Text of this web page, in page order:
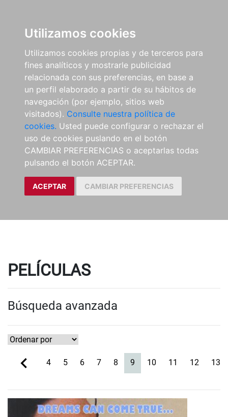
Utilizamos cookies
Utilizamos cookies propias y de terceros para
fines analíticos y mostrarle publicidad
relacionada con sus preferencias, en base a
un perfil elaborado a partir de su hábitos de
navegación (por ejemplo, sitios web
visitados). Consulte nuestra política de
cookies. Usted puede configurar o rechazar el
uso de cookies puslando en el botón
CAMBIAR PREFERENCIAS o aceptarlas todas
pulsando el botón ACEPTAR.
ACEPTAR CAMBIAR PREFERENCIAS
PELÍCULAS
Búsqueda avanzada
4 5 6 7 8 9 (current)
10 11 12 13